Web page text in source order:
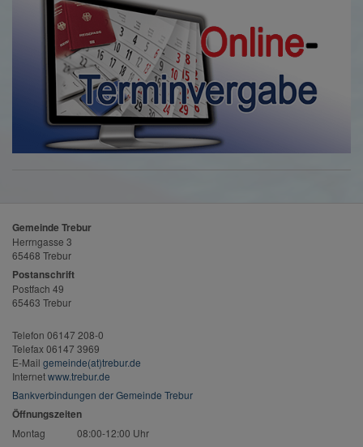
Gemeinde Trebur
Herrngasse 3
65468 Trebur
Postanschrift
Postfach 49
65463 Trebur
Telefon 06147 208-0
Telefax 06147 3969
E-Mail gemeinde(at)trebur.de
Internetwww.trebur.de
Bankverbindungen der Gemeinde Trebur
Öffnungszeiten
Montag
08:00-12:00 Uhr